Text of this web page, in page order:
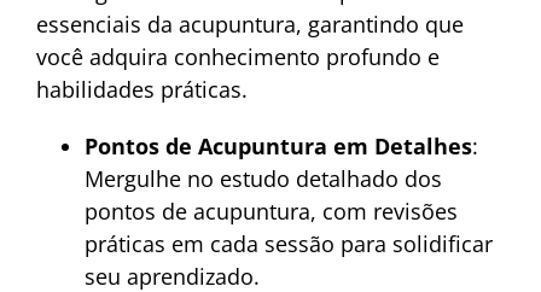
essenciais da acupuntura, garantindo que
você adquira conhecimento profundo e
habilidades práticas.
Pontos de Acupuntura em Detalhes:
Mergulhe no estudo detalhado dos
pontos de acupuntura, com revisões
práticas em cada sessão para solidificar
seu aprendizado.